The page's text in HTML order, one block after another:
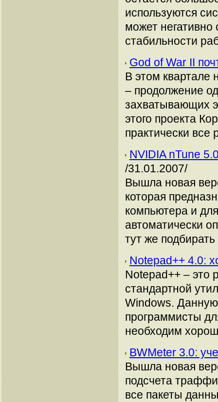
используются
может негативно
стабильности
God of War II
В этом квартале
– продолжение
захватывающих
этого проекта
практически все
NVIDIA nTune
/31.01.2007/
Вышла новая
которая
компьютера и
автоматически
тут же
Notepad++ 4.0:
Notepad++ – это
стандартной
Windows. Данную
программисты
необходим
BWMeter 3.0:
Вышла новая
подсчета
все пакеты